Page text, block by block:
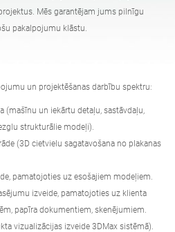
Zīmju stabiņi
somu
norvēģu bukmols
Mēs garantējam jums pilnīgu
pakalpojumu klāstu.
un projektēšanas darbību spektru:
(mašīnu un iekārtu detaļu, sastāvdaļu,
strukturālie modeļi).
(3D cietvielu sagatavošana no plakanas
pamatojoties uz esošajiem modeļiem.
izveide, pamatojoties uz klienta
papīra dokumentiem, skenējumiem.
vizualizācijas izveide 3DMax sistēmā).